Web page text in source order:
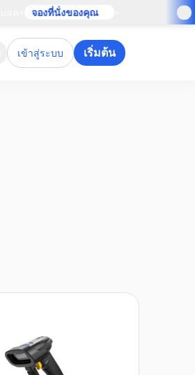
จองที่นั่งของคุณ •
เข้าสู่ระบบ เริ่มต้น